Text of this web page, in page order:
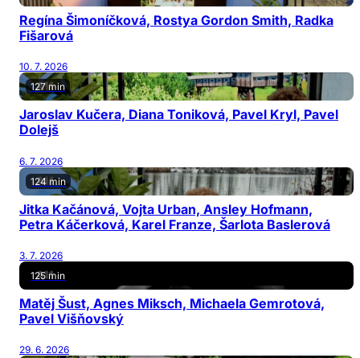
Regína Šimoníčková, Rostya Gordon Smith, Radka
Fišarová
10. 7. 2026
127 min
Jaroslav Kučera, Diana Toniková, Pavel Kryl, Pavel
Dolejš
6. 7. 2026
124 min
Jitka Kačánová, Vojta Urban, Ansley Hofmann,
Petra Káčerková, Karel Franze, Šarlota Baslerová
3. 7. 2026
125 min
Matěj Šust, Agnes Miksch, Michaela Gemrotová,
Pavel Višňovský
29. 6. 2026